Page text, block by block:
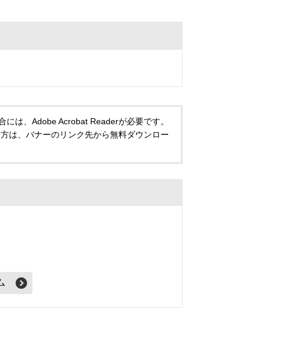
には、Adobe Acrobat Readerが必要です。
は、バナーのリンク先から無料ダウンロー